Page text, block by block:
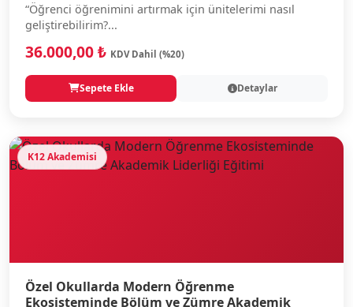
“Öğrenci öğrenimini artırmak için ünitelerimi nasıl
geliştirebilirim?...
36.000,00 ₺ KDV Dahil (%20)
Sepete Ekle Detaylar
K12 Akademisi
Özel Okullarda Modern Öğrenme
Ekosisteminde Bölüm ve Zümre Akademik